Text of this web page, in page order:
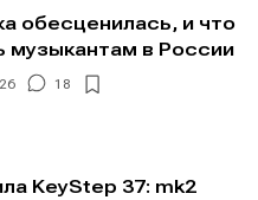
обесценилась, и что
музыкантам в России
18
KeyStep 37: mk2